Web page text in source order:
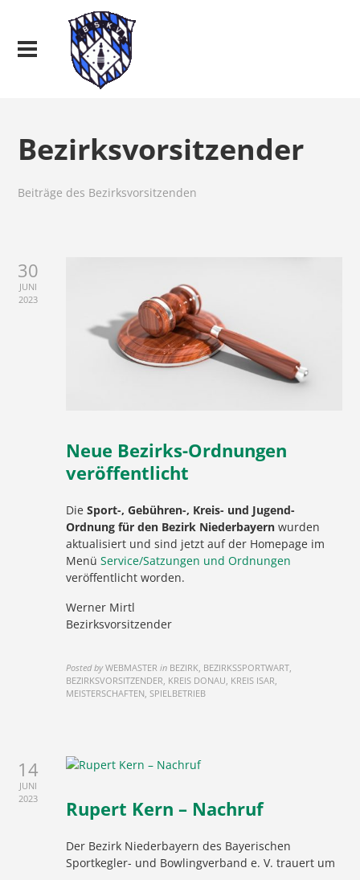
Bezirksvorsitzender
Beiträge des Bezirksvorsitzenden
30
JUNI
2023
Neue Bezirks-Ordnungen
veröffentlicht
DieSport-, Gebühren-, Kreis- und Jugend-
Ordnung für den Bezirk Niederbayern wurden
aktualisiert und sind jetzt auf der Homepage im
MenüService/Satzungen und Ordnungen
veröffentlicht worden.
Werner Mirtl
Bezirksvorsitzender
Posted by WEBMASTER in BEZIRK, BEZIRKSSPORTWART,
BEZIRKSVORSITZENDER, KREIS DONAU, KREIS ISAR,
MEISTERSCHAFTEN, SPIELBETRIEB
14
JUNI
2023
Rupert Kern – Nachruf
Der Bezirk Niederbayern des Bayerischen
Sportkegler- und Bowlingverband e. V. trauert um